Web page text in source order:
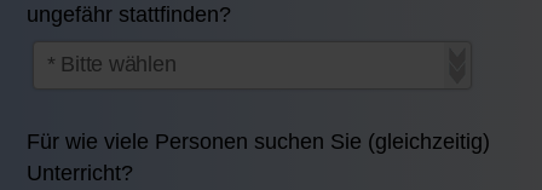
ungefähr stattfinden?
Für wie viele Personen suchen Sie (gleichzeitig)
Unterricht?